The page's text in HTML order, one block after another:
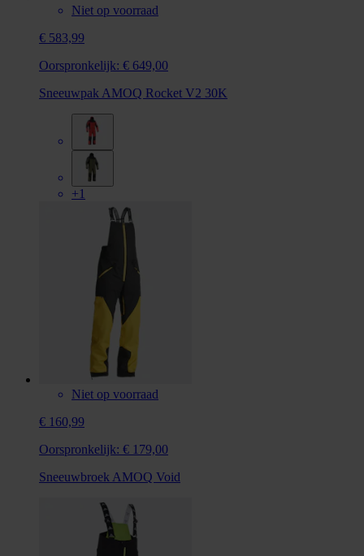
Niet op voorraad
€ 583,99
Oorspronkelijk: € 649,00
Sneeuwpak AMOQ Rocket V2 30K
+1
Niet op voorraad
€ 160,99
Oorspronkelijk: € 179,00
Sneeuwbroek AMOQ Void